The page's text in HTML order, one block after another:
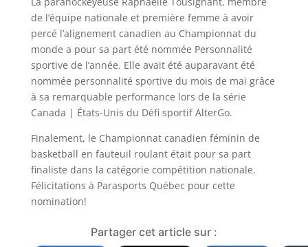
de l’équipe nationale et première femme à avoir
percé l’alignement canadien au Championnat du
monde a pour sa part été nommée Personnalité
sportive de l’année. Elle avait été auparavant été
nommée personnalité sportive du mois de mai grâce
à sa remarquable performance lors de la série
Canada | États-Unis du Défi sportif AlterGo.
Finalement, le Championnat canadien féminin de
basketball en fauteuil roulant était pour sa part
finaliste dans la catégorie compétition nationale.
Félicitations à Parasports Québec pour cette
nomination!
Partager cet article sur :